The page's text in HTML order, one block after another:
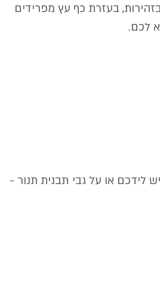
בעזרת כף עץ מפרידים
לכם.
לידכם או על גבי תבנית תנור -